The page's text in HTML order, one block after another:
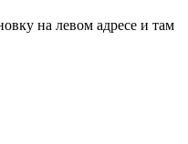
на левом адресе и там